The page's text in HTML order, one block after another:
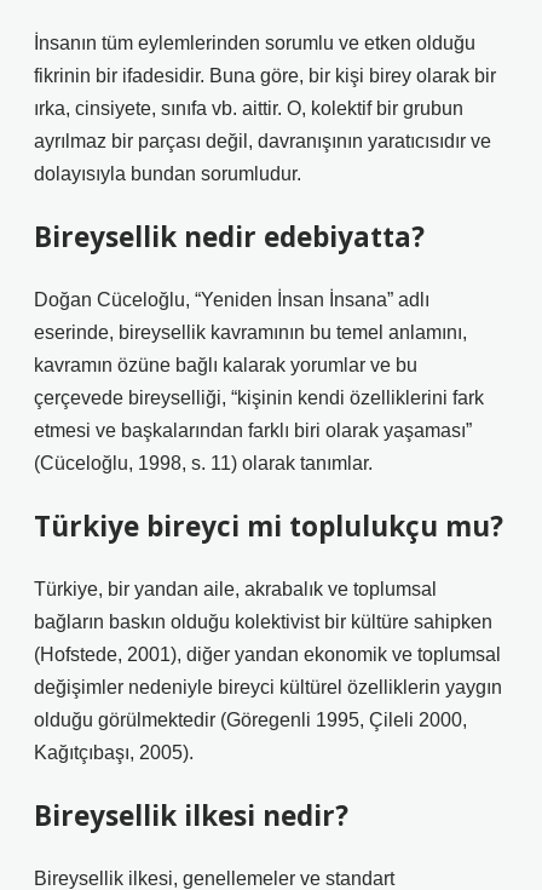
İnsanın tüm eylemlerinden sorumlu ve etken olduğu
fikrinin bir ifadesidir. Buna göre, bir kişi birey olarak bir
ırka, cinsiyete, sınıfa vb. aittir. O, kolektif bir grubun
ayrılmaz bir parçası değil, davranışının yaratıcısıdır ve
dolayısıyla bundan sorumludur.
Bireysellik nedir edebiyatta?
Doğan Cüceloğlu, “Yeniden İnsan İnsana” adlı
eserinde, bireysellik kavramının bu temel anlamını,
kavramın özüne bağlı kalarak yorumlar ve bu
çerçevede bireyselliği, “kişinin kendi özelliklerini fark
etmesi ve başkalarından farklı biri olarak yaşaması”
(Cüceloğlu, 1998, s. 11) olarak tanımlar.
Türkiye bireyci mi toplulukçu mu?
Türkiye, bir yandan aile, akrabalık ve toplumsal
bağların baskın olduğu kolektivist bir kültüre sahipken
(Hofstede, 2001), diğer yandan ekonomik ve toplumsal
değişimler nedeniyle bireyci kültürel özelliklerin yaygın
olduğu görülmektedir (Göregenli 1995, Çileli 2000,
Kağıtçıbaşı, 2005).
Bireysellik ilkesi nedir?
Bireysellik ilkesi, genellemeler ve standart